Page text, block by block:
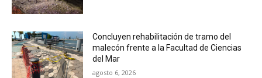
Concluyen rehabilitación de tramo del
malecón frente a la Facultad de Ciencias
del Mar
agosto 6, 2026